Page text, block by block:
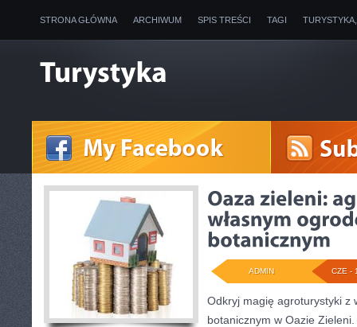
STRONA GŁÓWNA ARCHIWUM SPIS TREŚCI TAGI
CZE -
ADMIN
Odkryj magię agroturystyki z
botanicznym w Oazie